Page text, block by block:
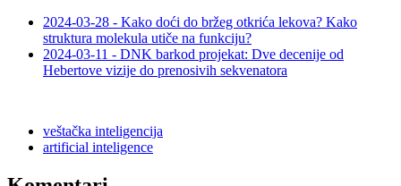
2024-03-28 - Kako doći do bržeg otkrića lekova? Kako
struktura molekula utiče na funkciju?
2024-03-11 - DNK barkod projekat: Dve decenije od
Hebertove vizije do prenosivih sekvenatora
veštačka inteligencija
artificial inteligence